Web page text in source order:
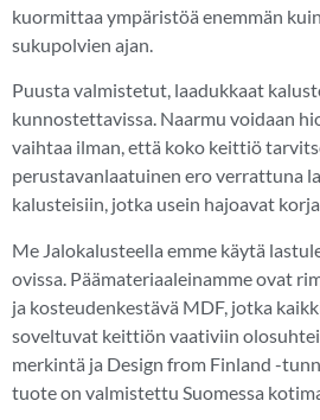
kuormittaa ympäristöä enemmän
sukupolvien ajan.
Puusta valmistetut, laadukkaat
kunnostettavissa. Naarmu voidaan
vaihtaa ilman, että koko keittiö
perustavanlaatuinen ero verrattuna
kalusteisiin, jotka usein hajoavat
Me Jalokalusteella emme käytä
ovissa. Päämateriaaleinamme ovat
ja kosteudenkestävä MDF, jotka
soveltuvat keittiön vaativiin
merkintä ja Design from Finland -
tuote on valmistettu Suomessa